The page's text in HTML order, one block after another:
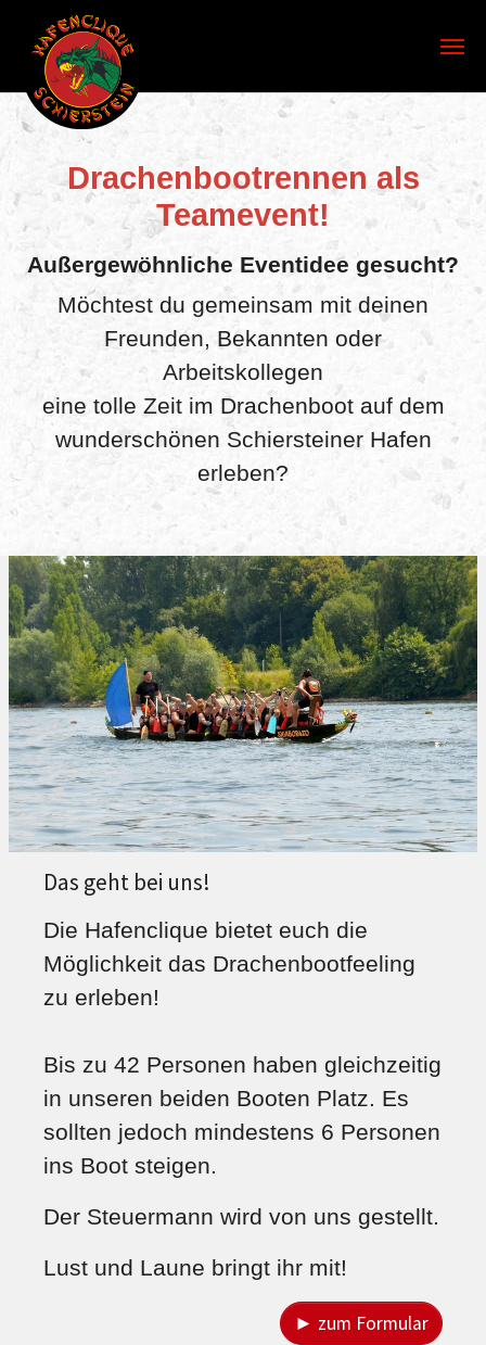
Skip to main content
Drachenbootrennen als
Teamevent!
Außergewöhnliche Eventidee gesucht?
Möchtest du gemeinsam mit deinen
Freunden, Bekannten oder
Arbeitskollegen
eine tolle Zeit im Drachenboot auf dem
wunderschönen Schiersteiner Hafen
erleben?
Das geht bei uns!
Die Hafenclique bietet euch die
Möglichkeit das Drachenbootfeeling
zu erleben!
Bis zu 42 Personen haben gleichzeitig
in unseren beiden Booten Platz. Es
sollten jedoch mindestens 6 Personen
ins Boot steigen.
Der Steuermann wird von uns gestellt.
Lust und Laune bringt ihr mit!
► zum Formular